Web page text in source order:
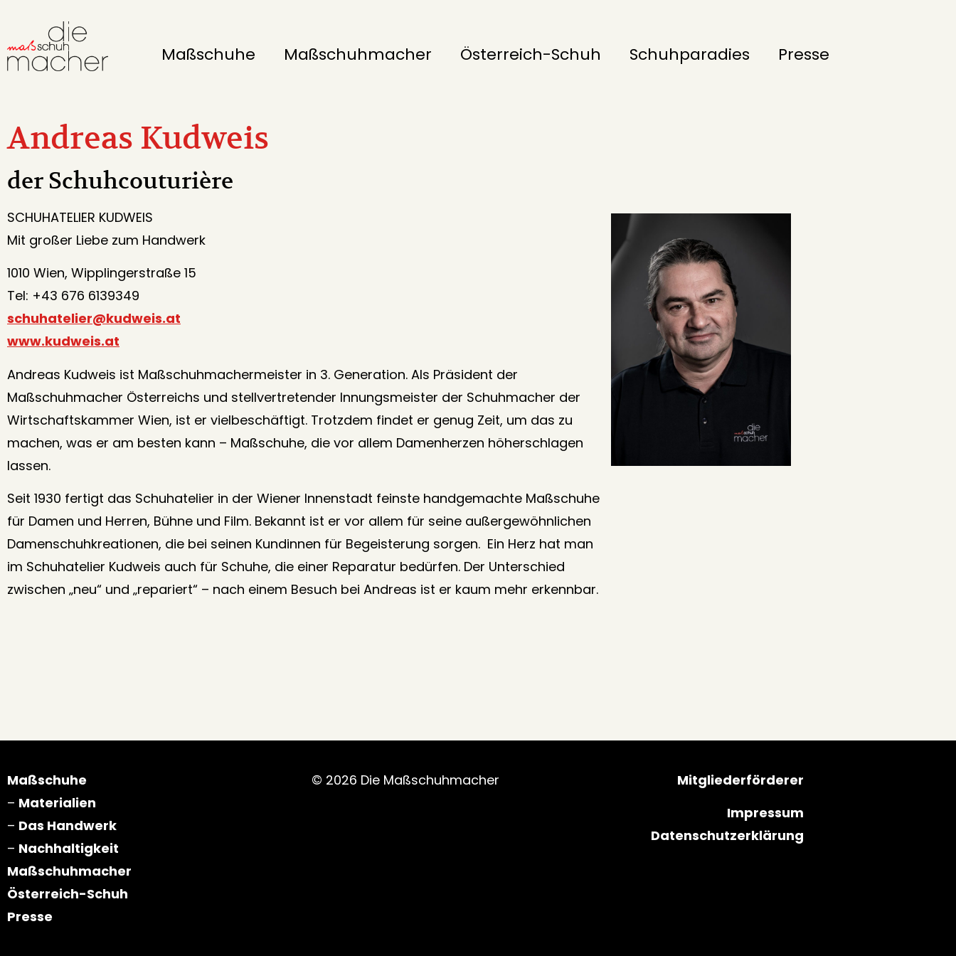
Maßschuhe Maßschuhmacher Österreich-Schuh Schuhparadies Presse
Andreas Kudweis
der Schuhcouturière
SCHUHATELIER KUDWEIS
Mit großer Liebe zum Handwerk
1010 Wien, Wipplingerstraße 15
Tel: +43 676 6139349
schuhatelier@kudweis.at
www.kudweis.at
Andreas Kudweis ist Maßschuhmachermeister in 3. Generation. Als Präsident der
Maßschuhmacher Österreichs und stellvertretender Innungsmeister der Schuhmacher der
Wirtschaftskammer Wien, ist er vielbeschäftigt. Trotzdem findet er genug Zeit, um das zu
machen, was er am besten kann – Maßschuhe, die vor allem Damenherzen höherschlagen
lassen.
Seit 1930 fertigt das Schuhatelier in der Wiener Innenstadt feinste handgemachte Maßschuhe
für Damen und Herren, Bühne und Film. Bekannt ist er vor allem für seine außergewöhnlichen
Damenschuhkreationen, die bei seinen Kundinnen für Begeisterung sorgen. Ein Herz hat man
im Schuhatelier Kudweis auch für Schuhe, die einer Reparatur bedürfen. Der Unterschied
zwischen „neu“ und „repariert“ – nach einem Besuch bei Andreas ist er kaum mehr erkennbar.
Maßschuhe
– Materialien
– Das Handwerk
– Nachhaltigkeit
Maßschuhmacher
Österreich-Schuh
Presse
© 2026 Die Maßschuhmacher
Mitgliederförderer
Impressum
Datenschutzerklärung